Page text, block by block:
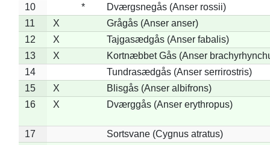
10
*
Dværgsnegås (Anser rossii)
11
X
Grågås (Anser anser)
12
X
Tajgasædgås (Anser fabalis)
13
X
Kortnæbbet Gås (Anser
14
Tundrasædgås (Anser serrirostris)
15
X
Blisgås (Anser albifrons)
16
X Dværggås (Anser erythropus)
17
Sortsvane (Cygnus atratus)